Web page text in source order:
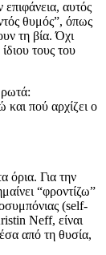
αυτός
θυμός”, όπως
τη βία. Όχι
τους του
ρωτά:
και πού αρχίζει ο
όρια. Για την
“φροντίζω”
(self-
Neff, είναι
από τη θυσία,